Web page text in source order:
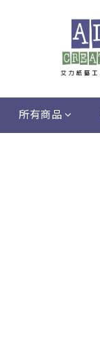
所有商品